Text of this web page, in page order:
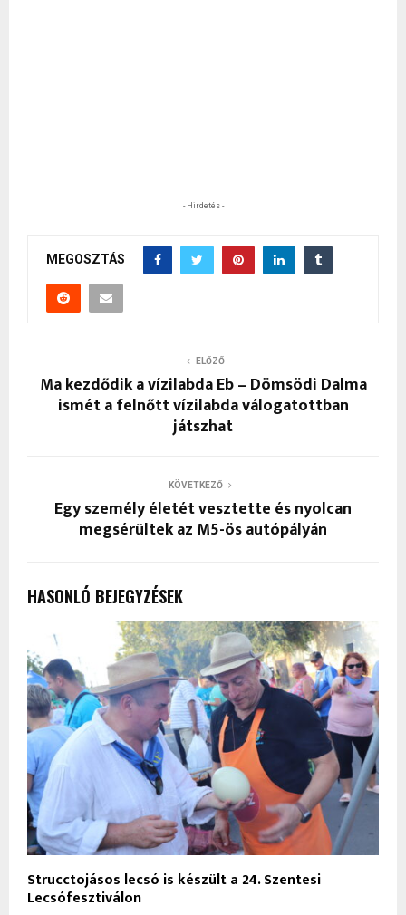
- Hirdetés -
MEGOSZTÁS
ELŐZŐ
Ma kezdődik a vízilabda Eb – Dömsödi Dalma
ismét a felnőtt vízilabda válogatottban
játszhat
KÖVETKEZŐ
Egy személy életét vesztette és nyolcan
megsérültek az M5-ös autópályán
HASONLÓ BEJEGYZÉSEK
Strucctojásos lecsó is készült a 24. Szentesi
Lecsófesztiválon